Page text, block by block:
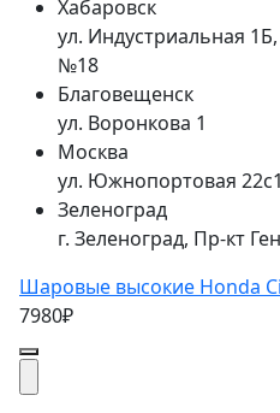
Хабаровск
ул. Индустриальная
№18
Благовещенск
ул. Воронкова 1
Москва
ул. Южнопортовая
Зеленоград
г. Зеленоград, Пр-кт
Шаровые высокие Honda
7980₽